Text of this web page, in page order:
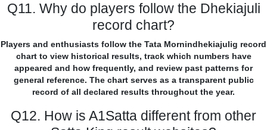
Q11. Why do players follow the Dhekiajuli
record chart?
Players and enthusiasts follow the Tata Mornindhekiajulig record
chart to view historical results, track which numbers have
appeared and how frequently, and review past patterns for
general reference. The chart serves as a transparent public
record of all declared results throughout the year.
Q12. How is A1Satta different from other